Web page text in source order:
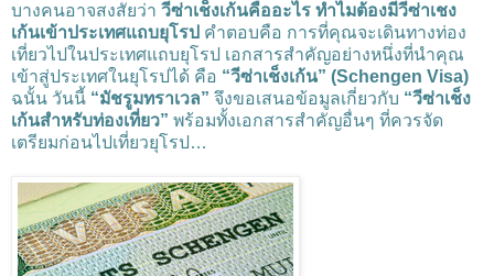
บางคนอาจสงสัยว่า วีซ่าเช็งเก้นคืออะไร ทำไมต้องมีวีซ่าเชง
เก้นเข้าประเทศแถบยุโรป คำตอบคือ การที่คุณจะเดินทางท่อง
เที่ยวไปในประเทศแถบยุโรป เอกสารสำคัญอย่างหนึ่งที่นำคุณ
เข้าสู่ประเทศในยุโรปได้ คือ “วีซ่าเช็งเก้น” (Schengen Visa)
ฉนั้น วันนี้ “มัชรูมทราเวล” จึงขอเสนอข้อมูลเกี่ยวกับ “วีซ่าเช็ง
เก้นสำหรับท่องเที่ยว” พร้อมทั้งเอกสารสำคัญอื่นๆ ที่ควรจัด
เตรียมก่อนไปเที่ยวยุโรป…